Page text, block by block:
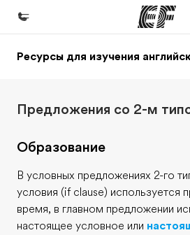
Главная
Программы
Все курсы и программы EF
Офисы
Найти ближайший офис
О нас
Ресурсы для изучения
Предложения со 2-м
Образование
В условных предложениях 2-го
условия (if clause) используется
время, в главном предложении
настоящее условное или